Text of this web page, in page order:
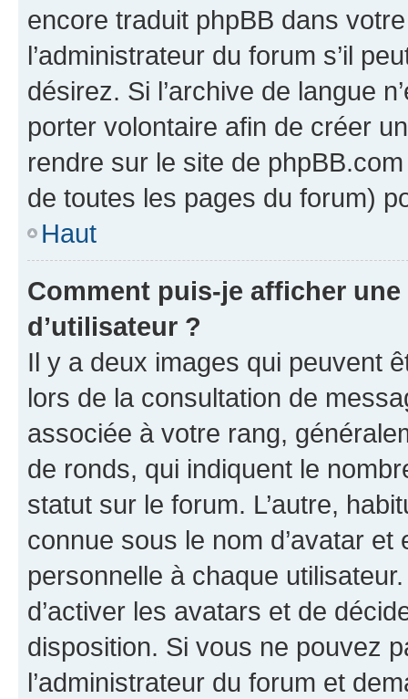
encore traduit phpBB dans
l’administrateur du forum s’il
désirez. Si l’archive de langue
porter volontaire afin de créer
rendre sur le site de
de toutes les pages du forum)
Haut
Comment puis-je afficher
d’utilisateur ?
Il y a deux images qui peuvent
lors de la consultation de
associée à votre rang,
de ronds, qui indiquent le
statut sur le forum. L’autre,
connue sous le nom d’avatar
personnelle à chaque
d’activer les avatars et de
disposition. Si vous ne pouvez
l’administrateur du forum et